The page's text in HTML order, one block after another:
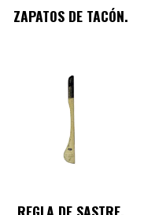
ZAPATOS DE TACÓN.